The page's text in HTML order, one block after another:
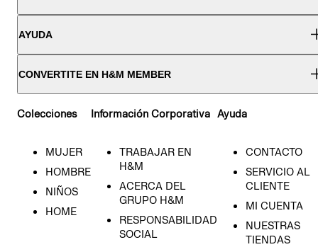
AYUDA
CONVERTITE EN H&M MEMBER
Colecciones
MUJER
HOMBRE
NIÑOS
HOME
Información Corporativa
TRABAJAR EN
H&M
ACERCA DEL
GRUPO H&M
RESPONSABILIDAD
SOCIAL
Ayuda
CONTACTO
SERVICIO AL
CLIENTE
MI CUENTA
NUESTRAS
TIENDAS